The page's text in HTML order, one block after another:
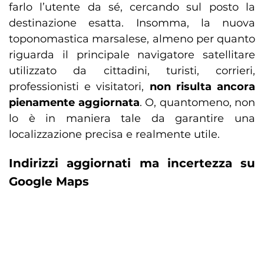
farlo l’utente da sé, cercando sul posto la
destinazione esatta. Insomma, la nuova
toponomastica marsalese, almeno per quanto
riguarda il principale navigatore satellitare
utilizzato da cittadini, turisti, corrieri,
professionisti e visitatori, non risulta ancora
pienamente aggiornata. O, quantomeno, non
lo è in maniera tale da garantire una
localizzazione precisa e realmente utile.
Indirizzi aggiornati ma incertezza su
Google Maps